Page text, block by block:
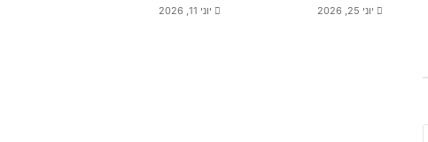
יוני 25, 2026 יוני 11, 2026